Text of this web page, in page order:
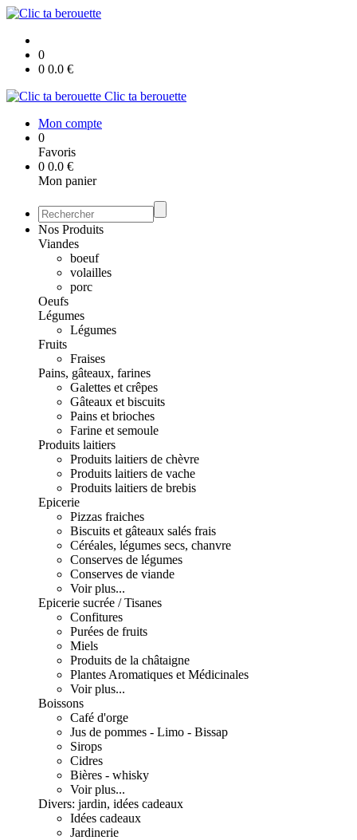
0
0 0.0 €
Clic ta berouette
Mon compte
0
Favoris
0 0.0 €
Mon panier
Nos Produits
Viandes
boeuf
volailles
porc
Oeufs
Légumes
Légumes
Fruits
Fraises
Pains, gâteaux, farines
Galettes et crêpes
Gâteaux et biscuits
Pains et brioches
Farine et semoule
Produits laitiers
Produits laitiers de chèvre
Produits laitiers de vache
Produits laitiers de brebis
Epicerie
Pizzas fraiches
Biscuits et gâteaux salés frais
Céréales, légumes secs, chanvre
Conserves de légumes
Conserves de viande
Voir plus...
Epicerie sucrée / Tisanes
Confitures
Purées de fruits
Miels
Produits de la châtaigne
Plantes Aromatiques et Médicinales
Voir plus...
Boissons
Café d'orge
Jus de pommes - Limo - Bissap
Sirops
Cidres
Bières - whisky
Voir plus...
Divers: jardin, idées cadeaux
Idées cadeaux
Jardinerie